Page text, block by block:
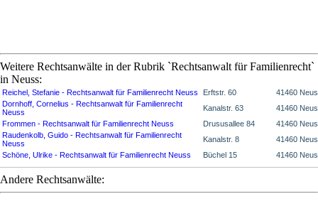
Weitere Rechtsanwälte in der Rubrik `Rechtsanwalt für Familienrecht`
in Neuss:
Reichel, Stefanie - Rechtsanwalt für Familienrecht Neuss Erftstr. 60
41460
Dornhoff, Cornelius - Rechtsanwalt für Familienrecht
Neuss
Kanalstr. 63
41460
Frommen - Rechtsanwalt für Familienrecht Neuss
Drususallee 84
41460
Raudenkolb, Guido - Rechtsanwalt für Familienrecht
Neuss
Kanalstr. 8
41460
Schöne, Ulrike - Rechtsanwalt für Familienrecht Neuss
Büchel 15 41460
Andere Rechtsanwälte: